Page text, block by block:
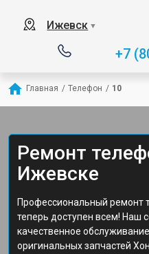
Ижевск ▼
+7
Главная / Телефон / 10
Ремонт
Ижевске
Профессиональный ремонт
теперь доступен всем! Наш
качественное
оригинальных запчастей